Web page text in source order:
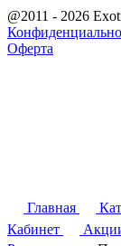
@2011 - 2026
Оферта
Главная
Кабинет